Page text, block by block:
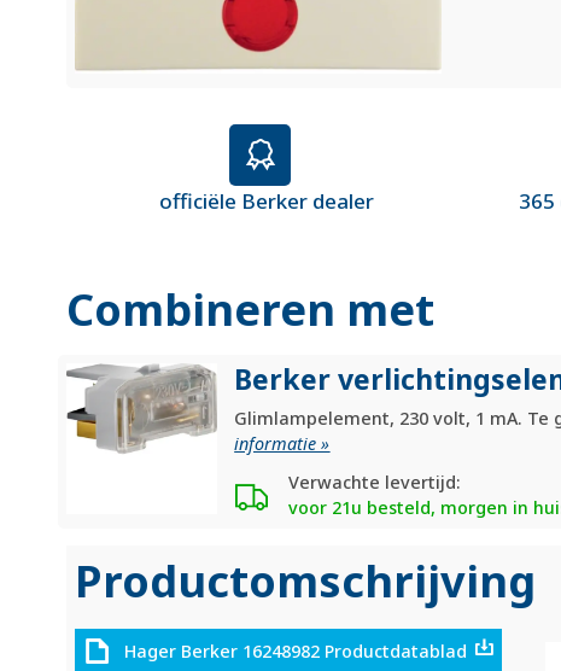
officiële Berker dealer
Combineren met
Berker
Glimlampelement, 230 volt, 1 mA.
informatie »
Verwachte levertijd:
voor 21u besteld, morgen in
Productomschrijving
Hager Berker 16248982 Productdatablad